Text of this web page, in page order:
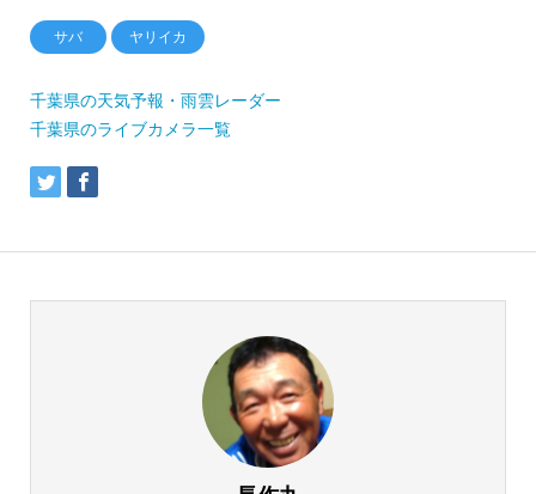
サバ ヤリイカ
千葉県の天気予報・雨雲レーダー
千葉県のライブカメラ一覧